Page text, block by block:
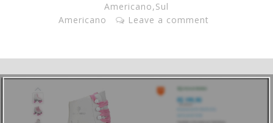
Americano,Sul
Americano
Leave a comment